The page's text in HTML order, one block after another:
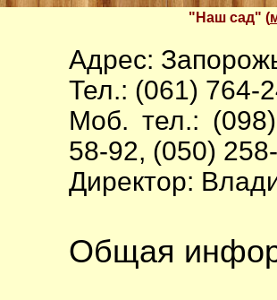
"Наш сад" (
Адрес:
Тел.: (061) 764-
Моб. тел.:
58-92, (050)
Директор:
Общая